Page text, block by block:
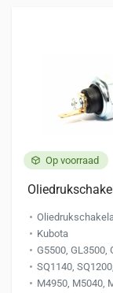
Op voorraad
Kubota
G5500, GL3500,
SQ1140,
M4950, M5040,